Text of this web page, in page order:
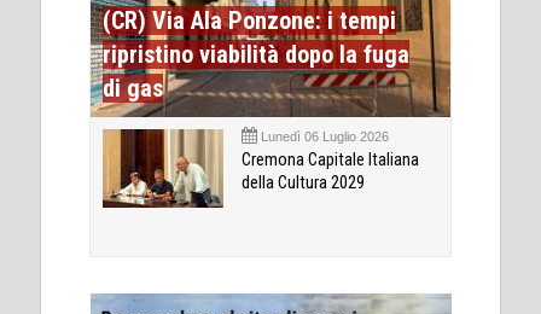
(CR) Via Ala Ponzone: i tempi
ripristino viabilità dopo la fuga
di gas
Lunedì 06 Luglio 2026
Cremona Capitale Italiana
della Cultura 2029